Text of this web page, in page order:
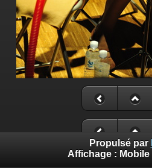
Propulsé par
Affichage : Mobile